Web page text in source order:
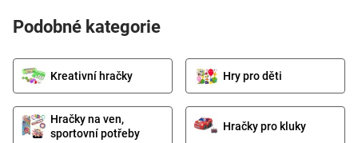
Podobné kategorie
Kreativní hračky Hry pro děti
Hračky na ven,
sportovní potřeby
Hračky pro kluky